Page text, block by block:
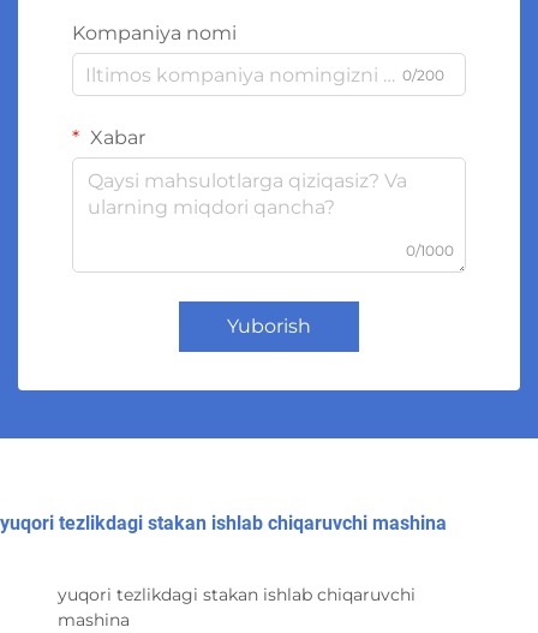
Kompaniya nomi
0/200
Xabar
0/1000
Yuborish
yuqori tezlikdagi stakan ishlab chiqaruvchi mashina
yuqori tezlikdagi stakan ishlab chiqaruvchi
mashina